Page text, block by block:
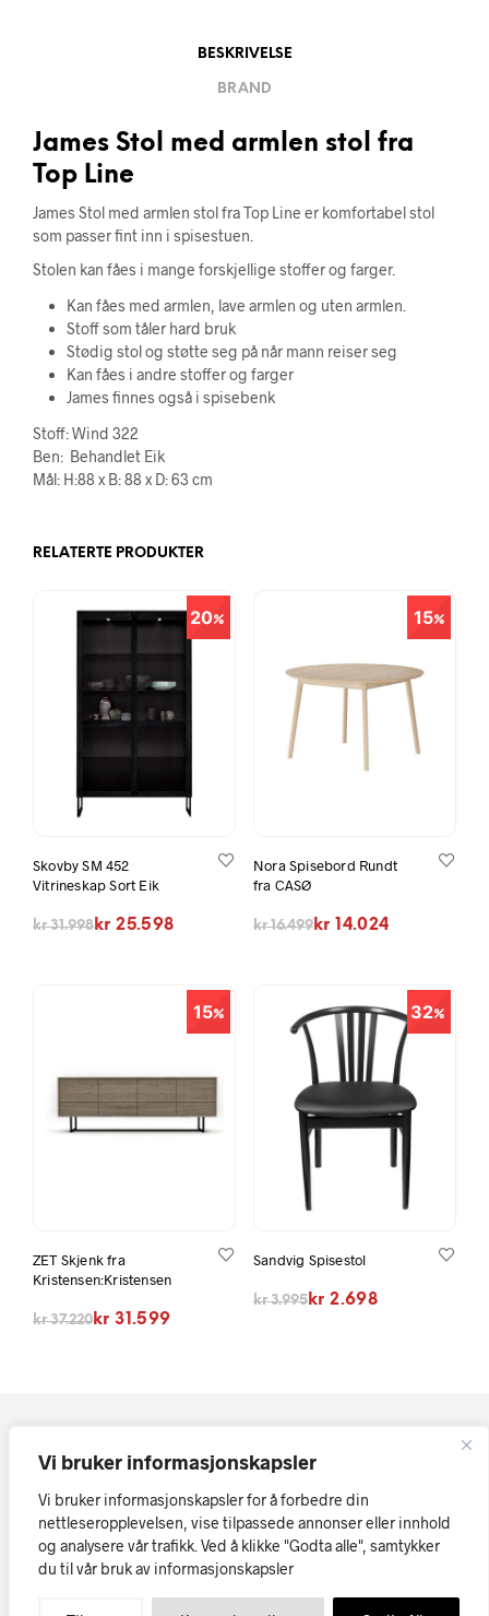
Vi bruker informasjonskapsler
Vi bruker informasjonskapsler for å forbedre din
nettleseropplevelsen, vise tilpassede annonser eller innhold
og analysere vår trafikk. Ved å klikke "Godta alle", samtykker
du til vår bruk av informasjonskapsler
BESKRIVELSE
BRAND
James Stol med armlen stol fra
Top Line
James Stol med armlen stol fra Top Line er komfortabel stol
som passer fint inn i spisestuen.
Stolen kan fåes i mange forskjellige stoffer og farger.
Kan fåes med armlen, lave armlen og uten armlen.
Stoff som tåler hard bruk
Stødig stol og støtte seg på når mann reiser seg
Kan fåes i andre stoffer og farger
James finnes også i spisebenk
Stoff: Wind 322
Ben: Behandlet Eik
Mål: H:88 x B: 88 x D: 63 cm
RELATERTE PRODUKTER
20
Skovby SM 452
Vitrineskap Sort Eik
kr31.998
Opprinnelig pris var: kr 31.998.
kr 25.598
Nåværende pris er: kr 25.598.
15
Nora Spisebord Rundt
fra CASØ
kr16.499
Opprinnelig pris var: kr 16.499.
kr 14.024
Nåværende pris er: kr 14.024.
15
ZET Skjenk fra
Kristensen:Kristensen
kr37.220
Opprinnelig pris var: kr 37.220.
kr 31.599
Nåværende pris er: kr 31.599.
32
Sandvig Spisestol
kr3.995
Opprinnelig pris var: kr 3.995.
kr 2.698
Nåværende pris er: kr 2.698.
Kopirett © Askøy Møbler ASVi tar forbehold om at skrivefeil
eller tekniske feil i tekst, priser og bilder kan forekomme.
Møbler på nett